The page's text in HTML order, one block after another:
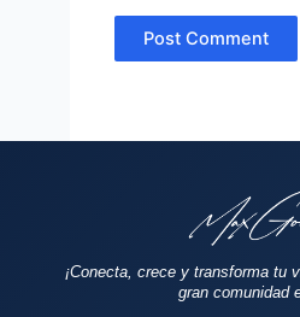
¡Conecta, crece y transforma tu
gran comunidad